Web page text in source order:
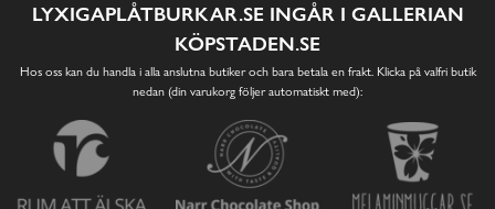
LYXIGAPLÅTBURKAR.SE INGÅR I GALLERIAN
KÖPSTADEN.SE
Hos oss kan du handla i alla anslutna butiker och bara betala en frakt. Klicka på valfri butik
nedan (din varukorg följer automatiskt med):